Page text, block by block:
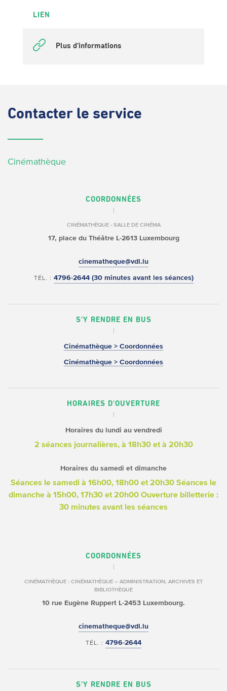
LIEN
Plus d'informations
Contacter le service
Cinémathèque
COORDONNÉES
CINÉMATHÈQUE - SALLE DE CINÉMA
17, place du ThéâtreL-2613 Luxembourg
cinematheque@vdl.lu
TÉL. : 4796-2644 (30 minutes avant les séances)
S'Y RENDRE EN BUS
Cinémathèque > Coordonnées
Cinémathèque > Coordonnées
HORAIRES D'OUVERTURE
Horaires du lundi au vendredi
2 séances journalières, à 18h30 et à 20h30
Horaires du samedi et dimanche
Séances le samedi à 16h00, 18h00 et 20h30 Séances le
dimanche à 15h00, 17h30 et 20h00 Ouverture billetterie :
30 minutes avant les séances
COORDONNÉES
CINÉMATHÈQUE - CINÉMATHÈQUE – ADMINISTRATION, ARCHIVES ET
BIBLIOTHÈQUE
10 rue Eugène Ruppert L-2453 Luxembourg.
cinematheque@vdl.lu
TÉL. : 4796-2644
S'Y RENDRE EN BUS